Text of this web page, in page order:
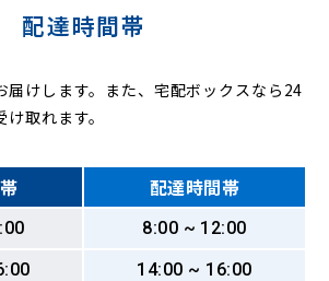
配達時間帯
届けします。また、宅配ボックスなら24
取れます。
配達時間帯
8:00 ~ 12:00
14:00 ~ 16:00